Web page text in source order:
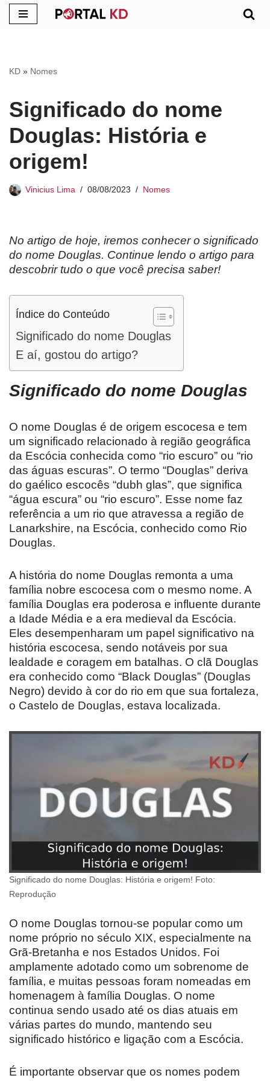
conteúdo
KD » Nomes
Significado do nome
Douglas: História e
origem!
Vinicius Lima 08/08/2023 Nomes
No artigo de hoje, iremos conhecer o significado
do nome Douglas. Continue lendo o artigo para
descobrir tudo o que você precisa saber!
Índice do Conteúdo
Significado do nome Douglas
E aí, gostou do artigo?
Significado do nome Douglas
O nome Douglas é de origem escocesa e tem
um significado relacionado à região geográfica
da Escócia conhecida como “rio escuro” ou “rio
das águas escuras”. O termo “Douglas” deriva
do gaélico escocês “dubh glas”, que significa
“água escura” ou “rio escuro”. Esse nome faz
referência a um rio que atravessa a região de
Lanarkshire, na Escócia, conhecido como Rio
Douglas.
A história do nome Douglas remonta a uma
família nobre escocesa com o mesmo nome. A
família Douglas era poderosa e influente durante
a Idade Média e a era medieval da Escócia.
Eles desempenharam um papel significativo na
história escocesa, sendo notáveis por sua
lealdade e coragem em batalhas. O clã Douglas
era conhecido como “Black Douglas” (Douglas
Negro) devido à cor do rio em que sua fortaleza,
o Castelo de Douglas, estava localizada.
Significado do nome Douglas: História e origem! Foto:
Reprodução
O nome Douglas tornou-se popular como um
nome próprio no século XIX, especialmente na
Grã-Bretanha e nos Estados Unidos. Foi
amplamente adotado como um sobrenome de
família, e muitas pessoas foram nomeadas em
homenagem à família Douglas. O nome
continua sendo usado até os dias atuais em
várias partes do mundo, mantendo seu
significado histórico e ligação com a Escócia.
É importante observar que os nomes podem